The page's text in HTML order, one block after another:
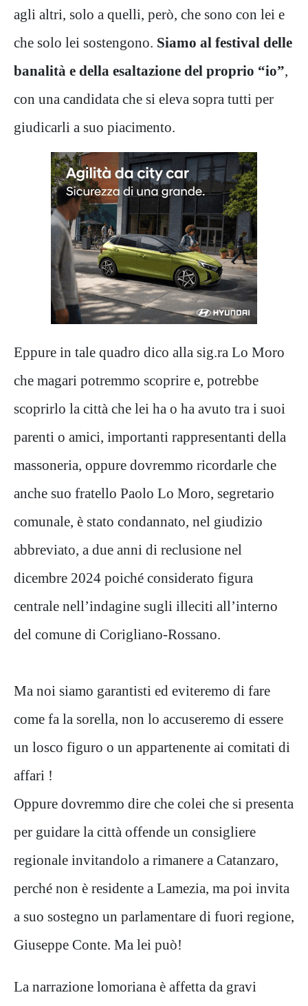
agli altri, solo a quelli, però, che sono con lei e
che solo lei sostengono. Siamo al festival delle
banalità e della esaltazione del proprio “io”,
con una candidata che si eleva sopra tutti per
giudicarli a suo piacimento.
Eppure in tale quadro dico alla sig.ra Lo Moro
che magari potremmo scoprire e, potrebbe
scoprirlo la città che lei ha o ha avuto tra i suoi
parenti o amici, importanti rappresentanti della
massoneria, oppure dovremmo ricordarle che
anche suo fratello Paolo Lo Moro, segretario
comunale, è stato condannato, nel giudizio
abbreviato, a due anni di reclusione nel
dicembre 2024 poiché considerato figura
centrale nell’indagine sugli illeciti all’interno
del comune di Corigliano-Rossano.
Ma noi siamo garantisti ed eviteremo di fare
come fa la sorella, non lo accuseremo di essere
un losco figuro o un appartenente ai comitati di
affari !
Oppure dovremmo dire che colei che si presenta
per guidare la città offende un consigliere
regionale invitandolo a rimanere a Catanzaro,
perché non è residente a Lamezia, ma poi invita
a suo sostegno un parlamentare di fuori regione,
Giuseppe Conte. Ma lei può!
La narrazione lomoriana è affetta da gravi